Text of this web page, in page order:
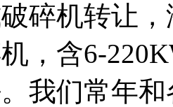
碎机转让
，含6-
我们常年